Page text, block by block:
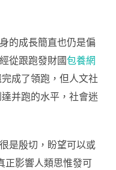
的成長簡直也仍是偏
從跟跑發財國包養網
成了領跑，但人文社
并跑的水平，社會迷
是殷切，盼望可以或
正影響人類思惟發可